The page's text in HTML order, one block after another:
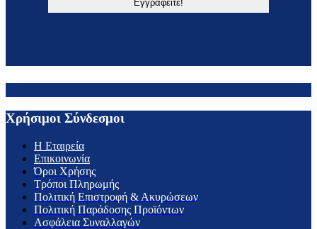
Χρήσιμοι Σύνδεσμοι
H Εταιρεία
Επικοινωνία
Όροι Χρήσης
Τρόποι Πληρωμής
Πολιτική Επιστροφή & Ακυρώσεων
Πολιτική Παράδοσης Προϊόντων
Ασφάλεια Συναλλαγών